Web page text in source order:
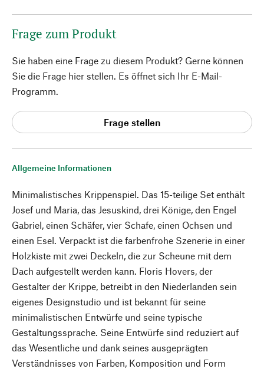
Allgemeine Informationen
Minimalistisches Krippenspiel. Das 15-teilige Set enthält
Josef und Maria, das Jesuskind, drei Könige, den Engel
Gabriel, einen Schäfer, vier Schafe, einen Ochsen und
einen Esel. Verpackt ist die farbenfrohe Szenerie in einer
Holzkiste mit zwei Deckeln, die zur Scheune mit dem
Dach aufgestellt werden kann. Floris Hovers, der
Gestalter der Krippe, betreibt in den Niederlanden sein
eigenes Designstudio und ist bekannt für seine
minimalistischen Entwürfe und seine typische
Gestaltungssprache. Seine Entwürfe sind reduziert auf
das Wesentliche und dank seines ausgeprägten
Verständnisses von Farben, Komposition und Form
Frage zum Produkt
Sie haben eine Frage zu diesem Produkt? Gerne können
Sie die Frage hier stellen. Es öffnet sich Ihr E-Mail-
Programm.
Frage stellen